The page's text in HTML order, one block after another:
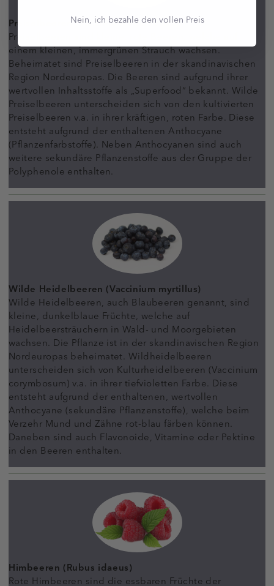
Preiselbeeren (Vaccinium vitis-idaea)
Preiselbeeren sind kleine, rote Beeren, welche auf
einem kleinen, immergrünen Strauch wachsen.
Beheimatet sind Preiselbeeren in der skandinavischen
Region Nordeuropas. Die Beeren sind aufgrund ihrer
wertvollen Inhaltsstoffe als „Superfood“ bekannt. Wilde
Preiselbeeren unterscheiden sich von den kultivierten
Preiselbeeren v.a. in ihrer kräftigen, roten Farbe. Diese
entsteht aufgrund der enthaltenen Anthocyane
(Pflanzenfarbstoffe). Neben Anthocyanen sind auch
weitere sekundäre Pflanzenstoffe aus der Gruppe der
Polyphenole enthalten.
Wilde Heidelbeeren (Vaccinium myrtillus)
Wilde Heidelbeeren, auch Blaubeeren genannt, sind
kleine, dunkelblaue Früchte, welche auf
Heidelbeersträuchern in Wald- und Moorgebieten
wachsen. Die Pflanze ist in der skandinavischen Region
Nordeuropas beheimatet. Wildheidelbeeren
unterscheiden sich von Kulturheidelbeeren (Vaccinium
corymbosum) v.a. in ihrer tiefvioletten Farbe. Diese
entsteht aufgrund der enthaltenen, wertvollen
Anthocyane (sekundäre Pflanzenstoffe), welche beim
Verzehr Mund und Zähne rot-blau färben können.
Daneben sind auch Flavonoide, Vitamine oder Pektine
in den Beeren enthalten.
Himbeeren (Rubus idaeus)
Rote Himbeeren sind die essbaren Früchte der
Nein, ich bezahle den vollen Preis